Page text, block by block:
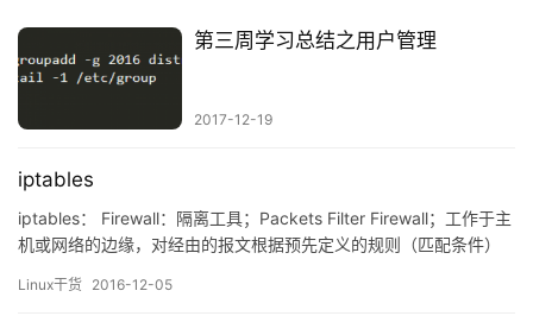
第三周学习总结之用户管理
2017-12-19
iptables
iptables： Firewall：隔离工具；Packets Filter Firewall；工作于主
机或网络的边缘，对经由的报文根据预先定义的规则（匹配条件）
的一套组件； 硬件防火墙：在硬件级别实现部分功能的防火墙；另
Linux干货 2016-12-05